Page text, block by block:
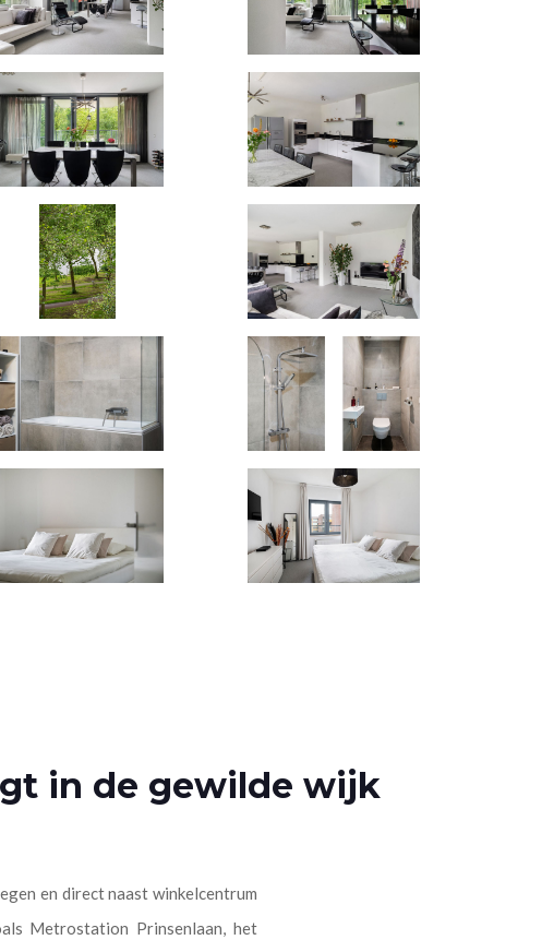
in de gewilde wijk
en direct naast winkelcentrum
Metrostation Prinsenlaan, het